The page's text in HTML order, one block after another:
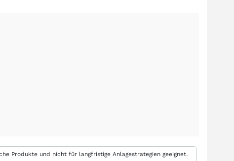
Produkte und nicht für langfristige Anlagestrategien geeignet.